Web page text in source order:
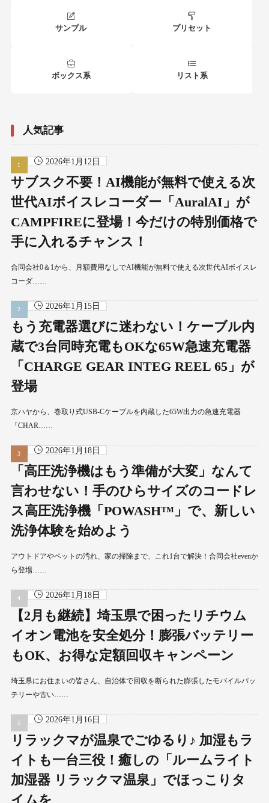
サンプル プリセット
ボックス系 リスト系
人気記事
2026年1月12日
サブスク不要！AI機能が無料で使える次
世代AIボイスレコーダー「AuralAI」が
CAMPFIREに登場！今だけの特別価格で
手に入れるチャンス！
合同会社0＆1から、月額費用なしでAI機能が無料で使える次世代AIボイスレ
コーダ……
2026年1月15日
もう充電器選びに迷わない！ケーブル内
蔵で3台同時充電もOKな65W急速充電器
「CHARGE GEAR INTEG REEL 65」が
登場
京ハヤから、巻取り式USB-Cケーブルを内蔵した65W出力の急速充電器
「CHAR……
2026年1月18日
「高圧洗浄機はもう準備が大変」なんて
言わせない！手のひらサイズのコードレ
ス高圧洗浄機「POWASH™」で、新しい
洗浄体験を始めよう
アウトドアやペットの汚れ、家の掃除まで、これ1台で解決！合同会社evenか
ら登場……
2026年1月18日
【2月も継続】埼玉県で困ったリチウム
イオン電池を安全処分！膨張バッテリー
もOK、お得な定額回収キャンペーン
埼玉県にお住まいの皆さん、自治体で回収を断られた膨張したモバイルバッ
テリーや古い……
2026年1月16日
リラックマが温泉でごゆるり♪ 加湿もラ
イトも一台三役！癒しの「ルームライト
加湿器 リラックマ温泉」でほっこりタ
イムを